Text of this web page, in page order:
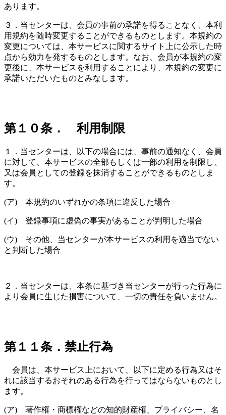
あります。
３．当センターは、会員の事前の承諾を得ることなく、本利
用規約を随時変更することができるものとします。本規約の
変更については、本サービスに関するサイト上に公示した時
点から効力を発するものとします。なお、会員が本規約の変
更後に、本サービスを利用することにより、本規約の変更に
承諾いただいたものとみなします。
第１０条． 利用制限
１．当センターは、以下の場合には、事前の通知なく、会員
に対して、本サービスの全部もしくは一部の利用を制限し、
又は会員としての登録を抹消することができるものとしま
す。
(ア) 本規約のいずれかの条項に違反した場合
(イ) 登録事項に虚偽の事実があることが判明した場合
(ウ) その他、当センターが本サービスの利用を適当でない
と判断した場合
２．当センターは、本条に基づき当センターが行った行為に
より会員に生じた損害について、一切の責任を負いません。
第１１条．禁止行為
会員は、本サービス上において、以下に定める行為又はそ
れに該当するおそれのある行為を行ってはならないものとし
ます。
(ア) 著作権・商標権などの知的財産権、プライバシー、名